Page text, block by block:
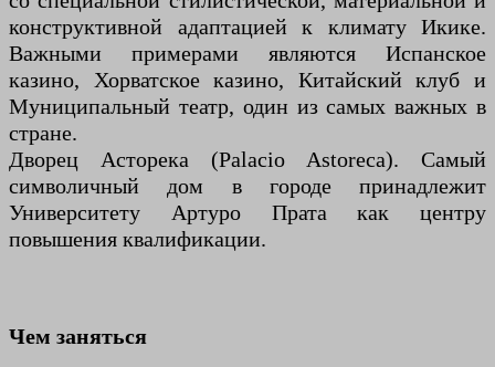
конструктивной адаптацией к климату Икике.
Важными примерами являются Испанское
казино, Хорватское казино, Китайский клуб и
Муниципальный театр, один из самых важных в
стране.
Дворец Асторека (Palacio Astoreca). Самый
символичный дом в городе принадлежит
Университету Артуро Прата как центру
повышения квалификации.
Чем заняться